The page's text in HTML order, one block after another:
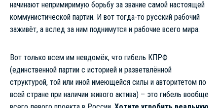
начинают непримиримую борьбу за звание самой настоящей
коммунистической партии. И вот тогда-то русский рабочий
заживёт, а вслед за ним поднимутся и рабочие всего мира.
Вот только всем им невдомёк, что гибель КПРФ
(единственной партии с историей и разветвлённой
структурой, той или иной имеющейся силы и авторитетом по
всей стране при наличии живого актива) – это гибель вообще